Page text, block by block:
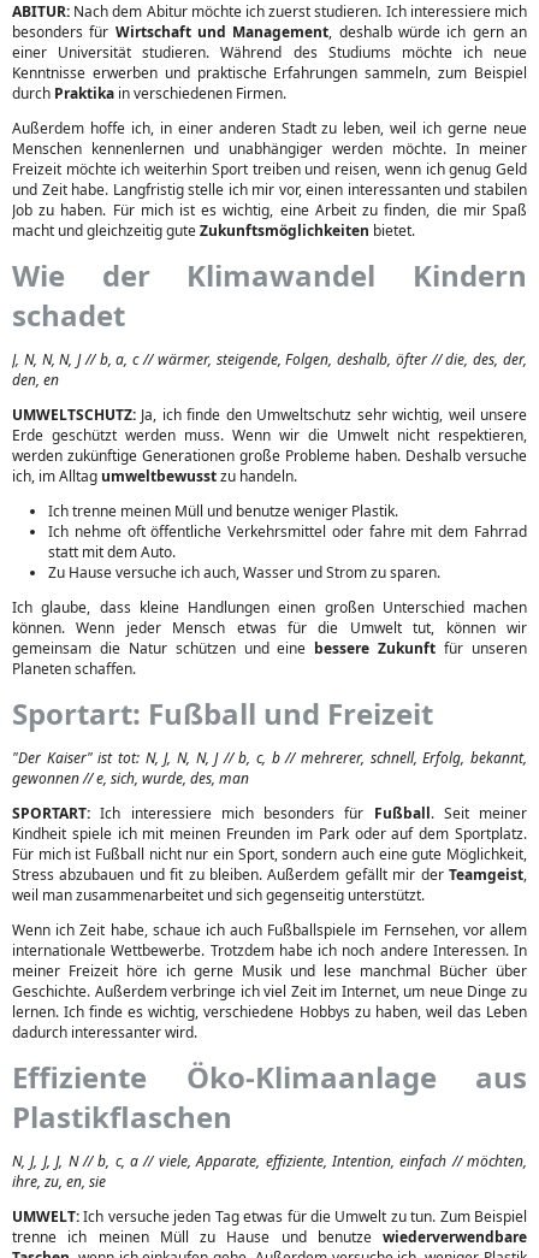
ABITUR: Nach dem Abitur möchte ich zuerst studieren. Ich interessiere mich
besonders für Wirtschaft und Management, deshalb würde ich gern an
einer Universität studieren. Während des Studiums möchte ich neue
Kenntnisse erwerben und praktische Erfahrungen sammeln, zum Beispiel
durch Praktika in verschiedenen Firmen.
Außerdem hoffe ich, in einer anderen Stadt zu leben, weil ich gerne neue
Menschen kennenlernen und unabhängiger werden möchte. In meiner
Freizeit möchte ich weiterhin Sport treiben und reisen, wenn ich genug Geld
und Zeit habe. Langfristig stelle ich mir vor, einen interessanten und stabilen
Job zu haben. Für mich ist es wichtig, eine Arbeit zu finden, die mir Spaß
macht und gleichzeitig guteZukunftsmöglichkeiten bietet.
Wie der Klimawandel Kindern
schadet
J, N, N, N, J // b, a, c // wärmer, steigende, Folgen, deshalb, öfter // die, des, der,
den, en
UMWELTSCHUTZ: Ja, ich finde den Umweltschutz sehr wichtig, weil unsere
Erde geschützt werden muss. Wenn wir die Umwelt nicht respektieren,
werden zukünftige Generationen große Probleme haben. Deshalb versuche
ich, im Alltag umweltbewusstzu handeln.
Ich trenne meinen Müll und benutze weniger Plastik.
Ich nehme oft öffentliche Verkehrsmittel oder fahre mit dem Fahrrad
statt mit dem Auto.
Zu Hause versuche ich auch, Wasser und Strom zu sparen.
Ich glaube, dass kleine Handlungen einen großen Unterschied machen
können. Wenn jeder Mensch etwas für die Umwelt tut, können wir
gemeinsam die Natur schützen und eine bessere Zukunft für unseren
Planeten schaffen.
Sportart: Fußball und Freizeit
"Der Kaiser" ist tot: N, J, N, N, J // b, c, b // mehrerer, schnell, Erfolg, bekannt,
gewonnen // e, sich, wurde, des, man
SPORTART: Ich interessiere mich besonders für Fußball. Seit meiner
Kindheit spiele ich mit meinen Freunden im Park oder auf dem Sportplatz.
Für mich ist Fußball nicht nur ein Sport, sondern auch eine gute Möglichkeit,
Stress abzubauen und fit zu bleiben. Außerdem gefällt mir der Teamgeist,
weil man zusammenarbeitet und sich gegenseitig unterstützt.
Wenn ich Zeit habe, schaue ich auch Fußballspiele im Fernsehen, vor allem
internationale Wettbewerbe. Trotzdem habe ich noch andere Interessen. In
meiner Freizeit höre ich gerne Musik und lese manchmal Bücher über
Geschichte. Außerdem verbringe ich viel Zeit im Internet, um neue Dinge zu
lernen. Ich finde es wichtig, verschiedene Hobbys zu haben, weil das Leben
dadurch interessanter wird.
Effiziente Öko-Klimaanlage aus
Plastikflaschen
N, J, J, J, N // b, c, a // viele, Apparate, effiziente, Intention, einfach // möchten,
ihre, zu, en, sie
UMWELT:Ich versuche jeden Tag etwas für die Umwelt zu tun. Zum Beispiel
trenne ich meinen Müll zu Hause und benutze wiederverwendbare